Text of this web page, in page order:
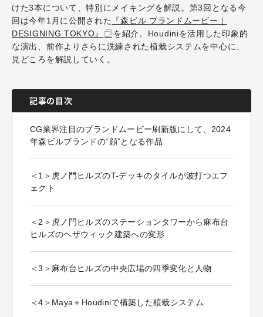
けた3本について、特別にメイキングを解説。第3回となる今
回は今年1 月に公開された
『森ビル ブランドムービー｜
DESIGNING TOKYO』
を紹介。 Houdiniを活用した印象的
な演出、前作よりさらに洗練された植栽システムを中心に、
見どころを解説していく。
記事の目次
CG業界注目のブランドムービー刷新版にして、2024
年森ビルブランドの“顔”となる作品
＜1＞虎ノ門ヒルズのT-デッキのタイルが波打つエフ
ェクト
＜2＞虎ノ門ヒルズのステーションタワーから麻布台
ヒルズのヘザウィック建築への変形
＜3＞麻布台ヒルズの中央広場の四季変化と人物
＜4＞Maya＋Houdiniで構築した植栽システム